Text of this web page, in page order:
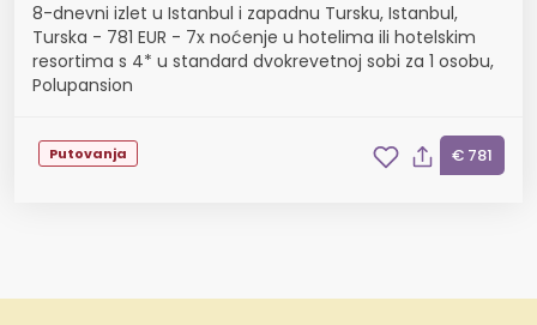
8-dnevni izlet u Istanbul i zapadnu Tursku, Istanbul,
Turska - 781 EUR - 7x noćenje u hotelima ili hotelskim
resortima s 4* u standard dvokrevetnoj sobi za 1 osobu,
Polupansion
Putovanja € 781